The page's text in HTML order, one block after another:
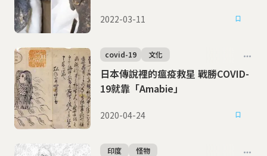
2022-03-11
日本傳說裡的瘟疫救星 戰勝COVID-
19就靠「Amabie」
covid-19 文化
2020-04-24
印度 怪物